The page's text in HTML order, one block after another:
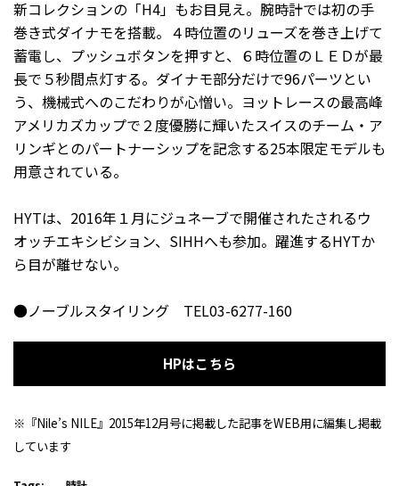
新コレクションの「H4」もお目見え。腕時計では初の手
巻き式ダイナモを搭載。４時位置のリューズを巻き上げて
蓄電し、プッシュボタンを押すと、６時位置のＬＥＤが最
長で５秒間点灯する。ダイナモ部分だけで96パーツとい
う、機械式へのこだわりが心憎い。ヨットレースの最高峰
アメリカズカップで２度優勝に輝いたスイスのチーム・ア
リンギとのパートナーシップを記念する25本限定モデルも
用意されている。
HYTは、2016年１月にジュネーブで開催されたされるウ
オッチエキシビション、SIHHへも参加。躍進するHYTか
ら目が離せない。
●ノーブルスタイリング TEL03-6277-160
HPはこちら
※『Nile’s NILE』2015年12月号に掲載した記事をWEB用に編集し掲載
しています